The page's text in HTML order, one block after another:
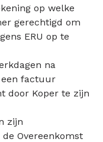
op welke
gerechtigd om
ERU op te
na
factuur
door Koper te zijn
zijn
Overeenkomst